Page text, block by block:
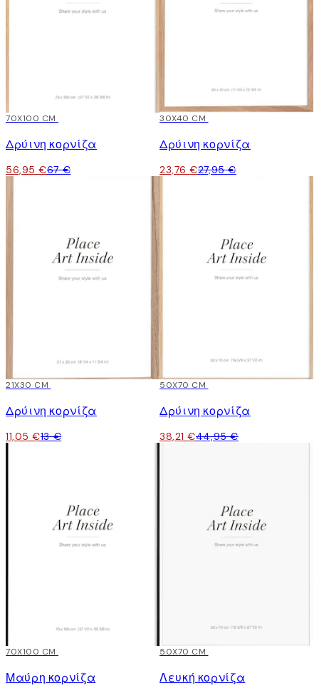
15%*
70X100 CM
Δρύινη κορνίζα
56,95 €67 €
15%*
30X40 CM
Δρύινη κορνίζα
23,76 €27,95 €
15%*
21X30 CM
Δρύινη κορνίζα
11,05 €13 €
15%*
50X70 CM
Δρύινη κορνίζα
38,21 €44,95 €
15%*
70X100 CM
Μαύρη κορνίζα
15%*
50X70 CM
Λευκή κορνίζα